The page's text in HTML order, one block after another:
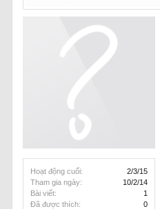
Hoạt động cuối:
2/3/15
Tham gia ngày:
10/2/14
Bài viết:
1
Đã được thích:
0